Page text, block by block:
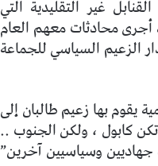
غير التقليدية التي
أجرى محادثات معهم العام
الزعيم السياسي للجماعة
يقوم بها زعيم طالبان إلى
الأولى لم تكن كابول ، ولكن الجنوب ..
وسياسيين آخرين”